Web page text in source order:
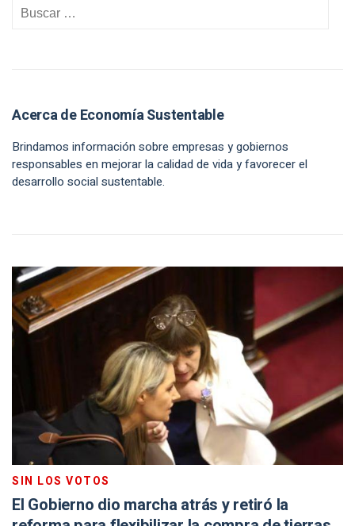
Acerca de Economía Sustentable
Brindamos información sobre empresas y gobiernos
responsables en mejorar la calidad de vida y favorecer el
desarrollo social sustentable.
SIN LOS VOTOS
El Gobierno dio marcha atrás y retiró la